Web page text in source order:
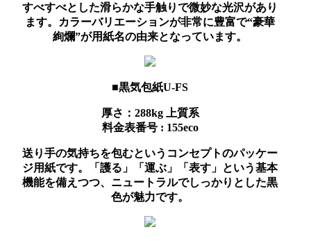
すべすべとした滑らかな手触りで微妙な光沢があり
ます。カラーバリエーションが非常に豊富で“豪華
絢爛”が用紙名の由来となっています。
■黒気包紙U-FS
厚さ：288kg
上質系
料金表番号 : 155eco
送り手の気持ちを包むというコンセプトのパッケー
ジ用紙です。「護る」「運ぶ」「表す」という基本
機能を備えつつ、ニュートラルでしっかりとした黒
色が魅力です。